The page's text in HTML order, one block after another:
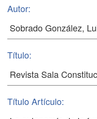
Autor:
Título:
Título Artículo: